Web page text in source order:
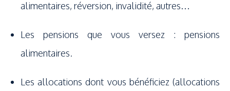
alimentaires, réversion, invalidité, autres…
Les pensions que vous versez : pensions
alimentaires.
Les allocations dont vous bénéficiez (allocations